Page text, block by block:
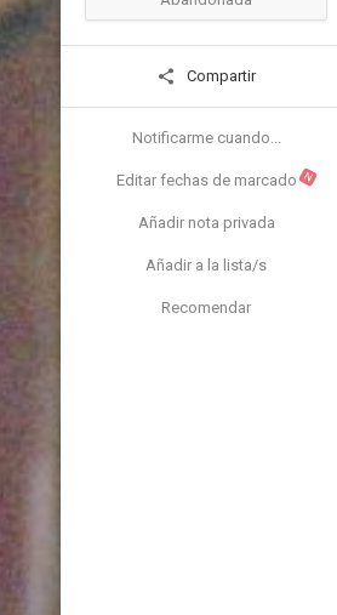
Compartir
Notificarme cuando...
Editar fechas de marcado N
Añadir nota privada
Añadir a la lista/s
Recomendar